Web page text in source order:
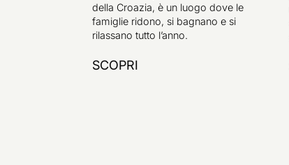
della Croazia, è un luogo dove le
famiglie ridono, si bagnano e si
rilassano tutto l’anno.
SCOPRI